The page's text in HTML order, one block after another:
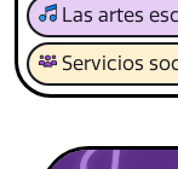
Las artes
Servicios